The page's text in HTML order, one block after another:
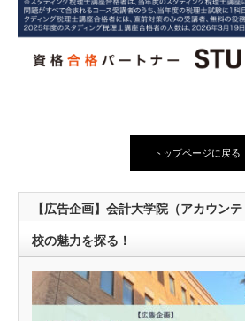
トップページに戻る
【広告企画】会計大学院（アカウン
校の魅力を探る！